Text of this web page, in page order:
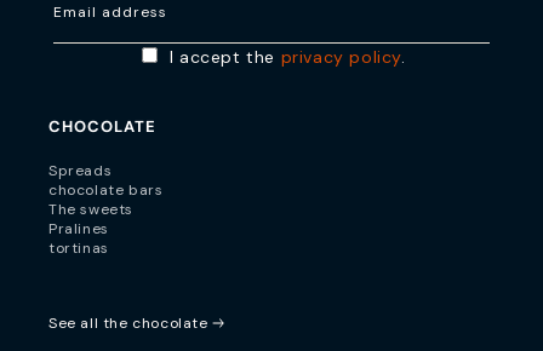
Email address
I accept the privacy policy.
CHOCOLATE
Spreads
chocolate bars
The sweets
Pralines
tortinas
See all the chocolate